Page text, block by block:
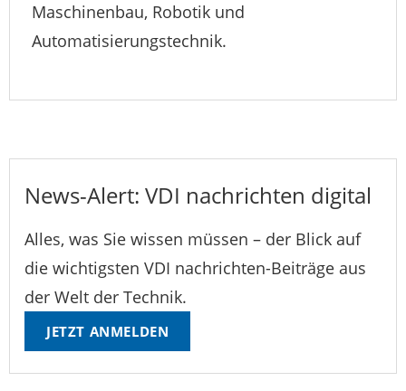
Maschinenbau, Robotik und
Automatisierungstechnik.
News-Alert: VDI nachrichten digital
Alles, was Sie wissen müssen – der Blick auf
die wichtigsten VDI nachrichten-Beiträge aus
der Welt der Technik.
JETZT ANMELDEN